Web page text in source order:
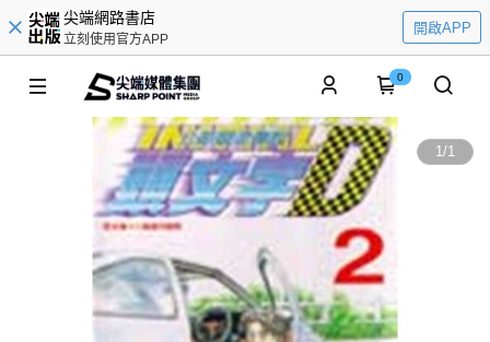
尖端網路書店
立刻使用官方APP
開啟APP
0
1/1